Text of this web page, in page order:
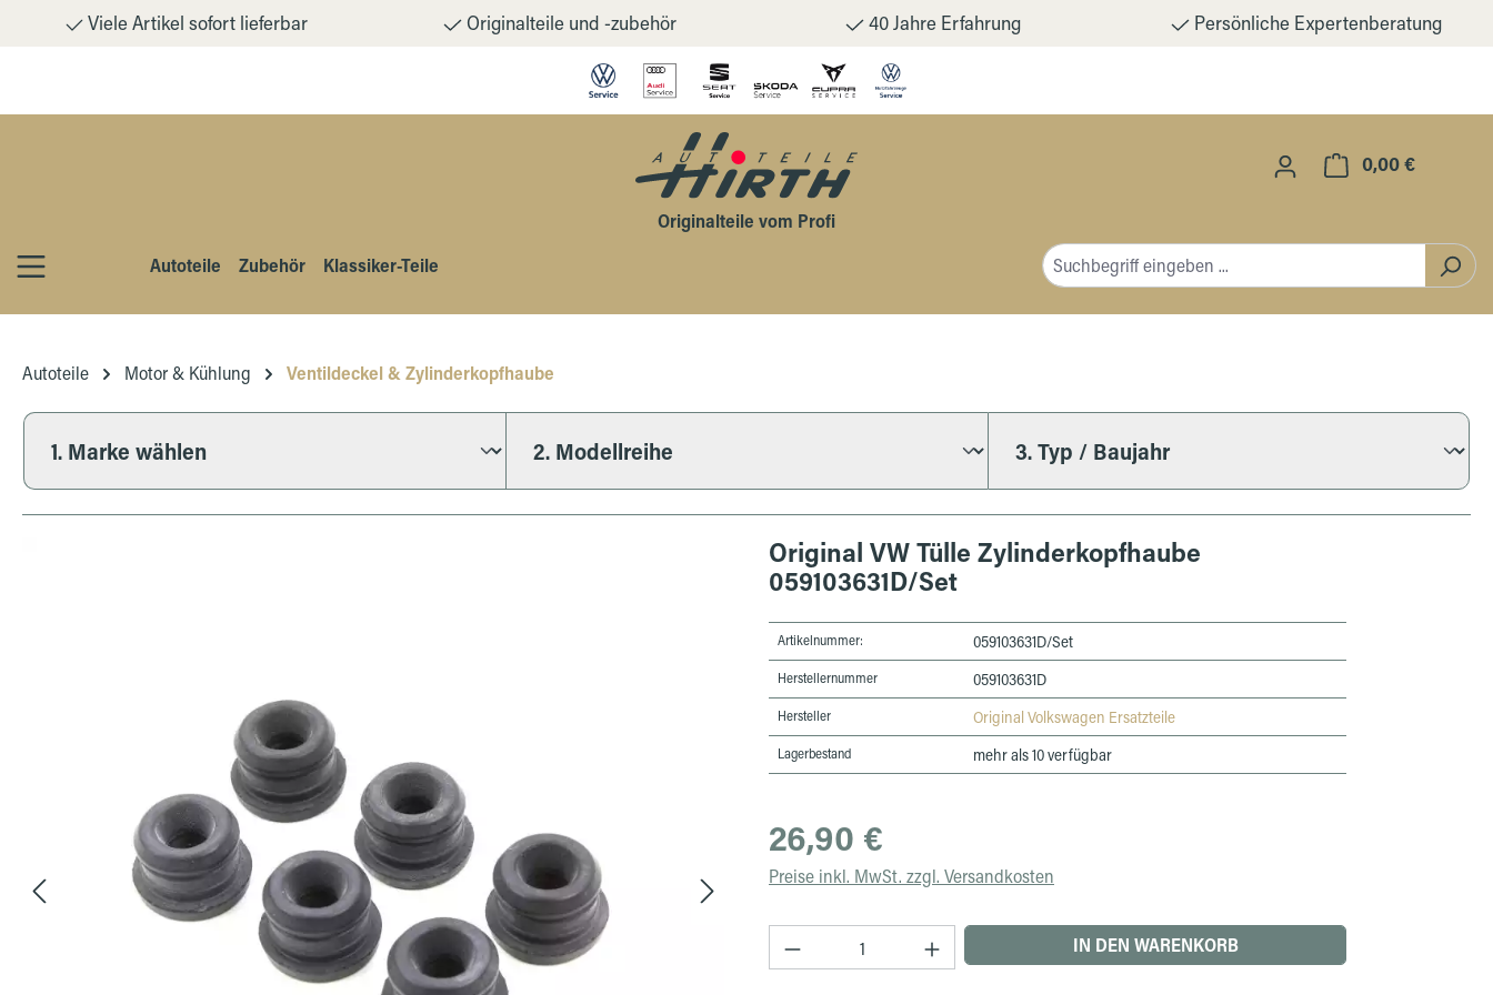
Hauptinhalt springen
Zur Suche springen
Zur Hauptnavigation springen
Viele Artikel sofort lieferbar Originalteile und -zubehör 40 Jahre Erfahrung Persönliche Expertenberatung
0,00 €
Originalteile vom Profi
Autoteile
Zubehör Klassiker-Teile
Autoteile Motor & Kühlung Ventildeckel & Zylinderkopfhaube
Original VW Tülle Zylinderkopfhaube
059103631D/Set
Artikelnummer: 059103631D/Set
Herstellernummer 059103631D
Hersteller Original Volkswagen Ersatzteile
Lagerbestand mehr als 10 verfügbar
Regulärer Preis:
26,90 €
Preise inkl. MwSt. zzgl. Versandkosten
Produkt Anzahl: Gib den gewünschten Wert ein oder benutze
IN DEN WARENKORB